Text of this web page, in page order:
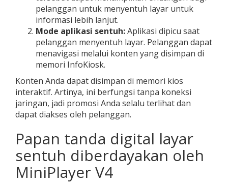
pelanggan untuk menyentuh layar untuk
informasi lebih lanjut.
Mode aplikasi sentuh:Aplikasi dipicu saat
pelanggan menyentuh layar. Pelanggan dapat
menavigasi melalui konten yang disimpan di
memori InfoKiosk.
Konten Anda dapat disimpan di memori kios
interaktif. Artinya, ini berfungsi tanpa koneksi
jaringan, jadi promosi Anda selalu terlihat dan
dapat diakses oleh pelanggan.
Papan tanda digital layar
sentuh diberdayakan oleh
MiniPlayer V4